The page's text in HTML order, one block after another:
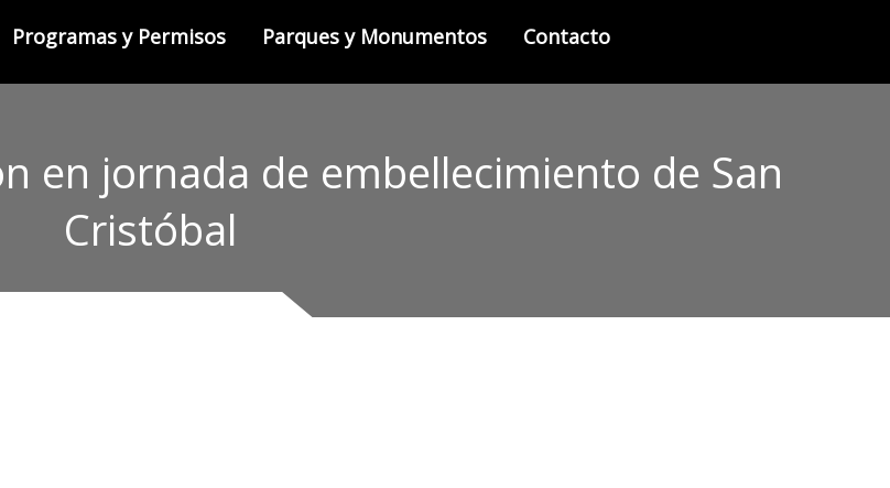
Programas y Permisos Parques y Monumentos Contacto
en jornada de embellecimiento de San
Cristóbal